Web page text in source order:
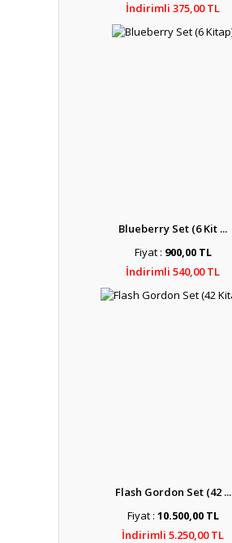
İndirimli 375,00 TL
Blueberry Set (6 Kit ...
Fiyat : 900,00 TL
İndirimli 540,00 TL
Flash Gordon Set (42 ...
Fiyat : 10.500,00 TL
İndirimli 5.250,00 TL